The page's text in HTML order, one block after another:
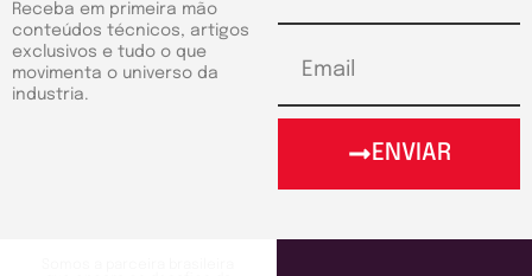
Receba em primeira mão
conteúdos técnicos, artigos
exclusivos e tudo o que
movimenta o universo da
industria.
ENVIAR